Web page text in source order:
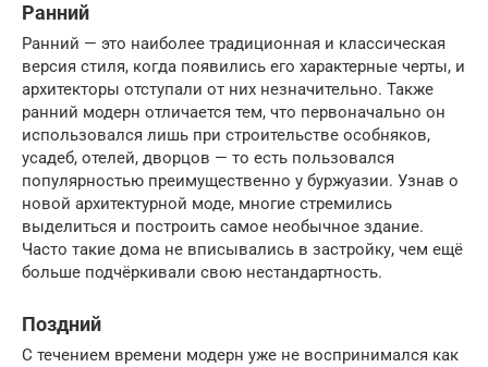
Ранний
Ранний — это наиболее традиционная и классическая
версия стиля, когда появились его характерные черты, и
архитекторы отступали от них незначительно. Также
ранний модерн отличается тем, что первоначально он
использовался лишь при строительстве особняков,
усадеб, отелей, дворцов — то есть пользовался
популярностью преимущественно у буржуазии. Узнав о
новой архитектурной моде, многие стремились
выделиться и построить самое необычное здание.
Часто такие дома не вписывались в застройку, чем ещё
больше подчёркивали свою нестандартность.
Поздний
С течением времени модерн уже не воспринимался как